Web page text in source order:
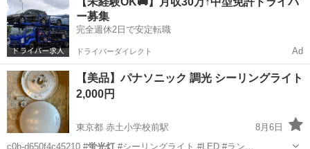
ー募集
完全週休2日で安定転職
ドライバーダイレクト Ad
【美品】パナソニック 調光 シーリングライト
2,000円
東京都 赤土小学校前駅
8月6日
c0b-d650f4c45210 #蛍光灯#シーリングライト #LED #ラン…